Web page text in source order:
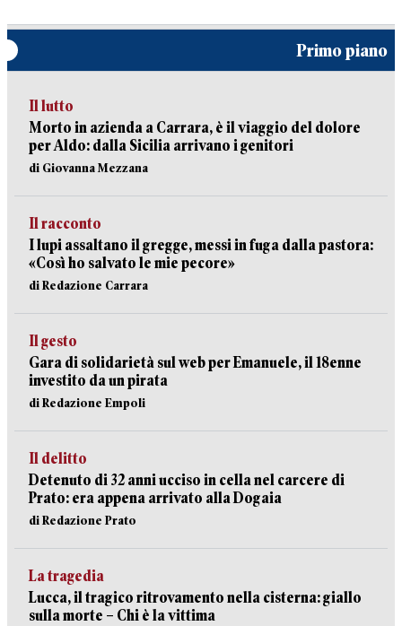
Primo piano
Il lutto
Morto in azienda a Carrara, è il viaggio del dolore
per Aldo: dalla Sicilia arrivano i genitori
di Giovanna Mezzana
Il racconto
I lupi assaltano il gregge, messi in fuga dalla pastora:
«Così ho salvato le mie pecore»
di Redazione Carrara
Il gesto
Gara di solidarietà sul web per Emanuele, il 18enne
investito da un pirata
di Redazione Empoli
Il delitto
Detenuto di 32 anni ucciso in cella nel carcere di
Prato: era appena arrivato alla Dogaia
di Redazione Prato
La tragedia
Lucca, il tragico ritrovamento nella cisterna: giallo
sulla morte – Chi è la vittima